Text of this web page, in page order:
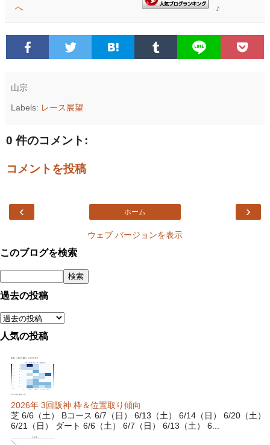
♪
山宗
Labels: レース展望
0 件のコメント:
コメントを投稿
‹ ›
ホーム
ウェブ バージョンを表示
このブログを検索
過去の投稿
人気の投稿
2026年 3回阪神 枠＆位置取り傾向
芝 6/6（土） Bコース 6/7（日） 6/13（土） 6/14（日） 6/20（土）
6/21（日） ダート 6/6（土） 6/7（日） 6/13（土） 6...